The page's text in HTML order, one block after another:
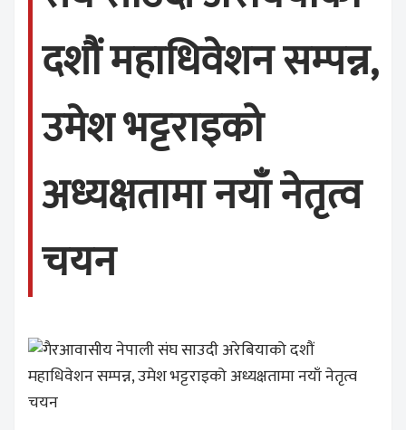
दशौं महाधिवेशन सम्पन्न,
उमेश भट्टराइको
अध्यक्षतामा नयाँ नेतृत्व
चयन